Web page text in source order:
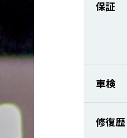
保証
車検
修復歴